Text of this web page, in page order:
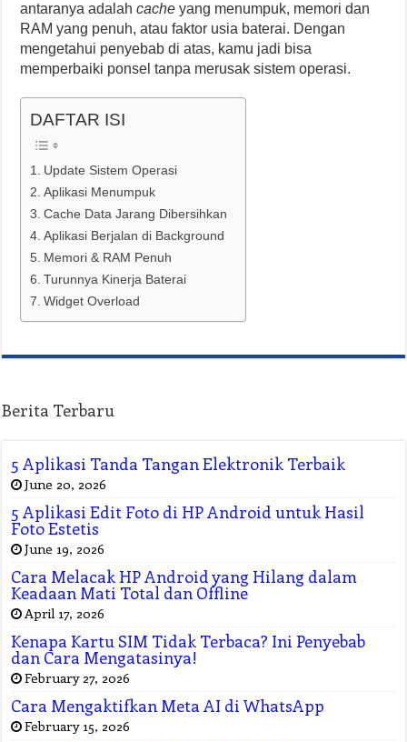
antaranya adalahcacheyang menumpuk, memori dan
RAM yang penuh, atau faktor usia baterai. Dengan
mengetahui penyebab di atas, kamu jadi bisa
memperbaiki ponsel tanpa merusak sistem operasi.
DAFTAR ISI
Update Sistem Operasi
Aplikasi Menumpuk
Cache Data Jarang Dibersihkan
Aplikasi Berjalan di Background
Memori & RAM Penuh
Turunnya Kinerja Baterai
Widget Overload
Berita Terbaru
5 Aplikasi Tanda Tangan Elektronik Terbaik
June 20, 2026
5 Aplikasi Edit Foto di HP Android untuk Hasil
Foto Estetis
June 19, 2026
Cara Melacak HP Android yang Hilang dalam
Keadaan Mati Total dan Offline
April 17, 2026
Kenapa Kartu SIM Tidak Terbaca? Ini Penyebab
dan Cara Mengatasinya!
February 27, 2026
Cara Mengaktifkan Meta AI di WhatsApp
February 15, 2026